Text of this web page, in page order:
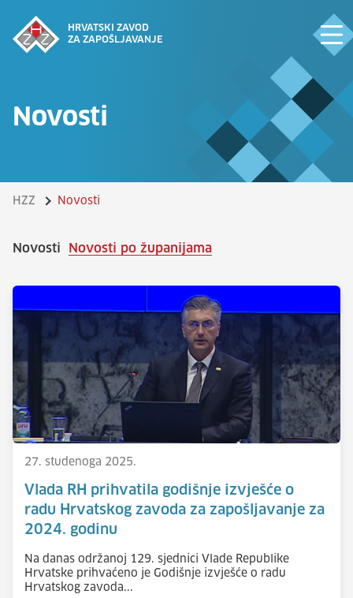
HRVATSKI ZAVOD
ZA ZAPOŠLJAVANJE
Novosti
HZZ Novosti
Novosti Novosti po županijama
27. studenoga 2025.
Vlada RH prihvatila godišnje izvješće o
radu Hrvatskog zavoda za zapošljavanje za
2024. godinu
Na danas održanoj 129. sjednici Vlade Republike
Hrvatske prihvaćeno je Godišnje izvješće o radu
Hrvatskog zavoda...